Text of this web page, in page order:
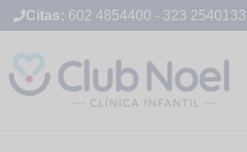
Citas: 602 4854400 - 323 2540133